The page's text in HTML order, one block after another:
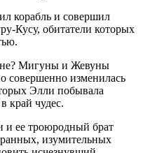
корабль и совершил
Кусу, обитатели которых
Мигуны и Жевуны
совершенно изменилась
Элли побывала
край чудес.
и ее троюродный брат
изумительных